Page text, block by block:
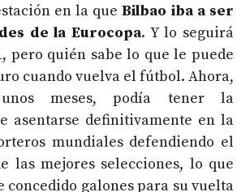
en la que Bilbao iba a ser
de la Eurocopa. Y lo seguirá
pero quién sabe lo que le puede
cuando vuelva el fútbol. Ahora,
meses, podía tener la
asentarse definitivamente en la
mundiales defendiendo el
las mejores selecciones, lo que
galones para su vuelta